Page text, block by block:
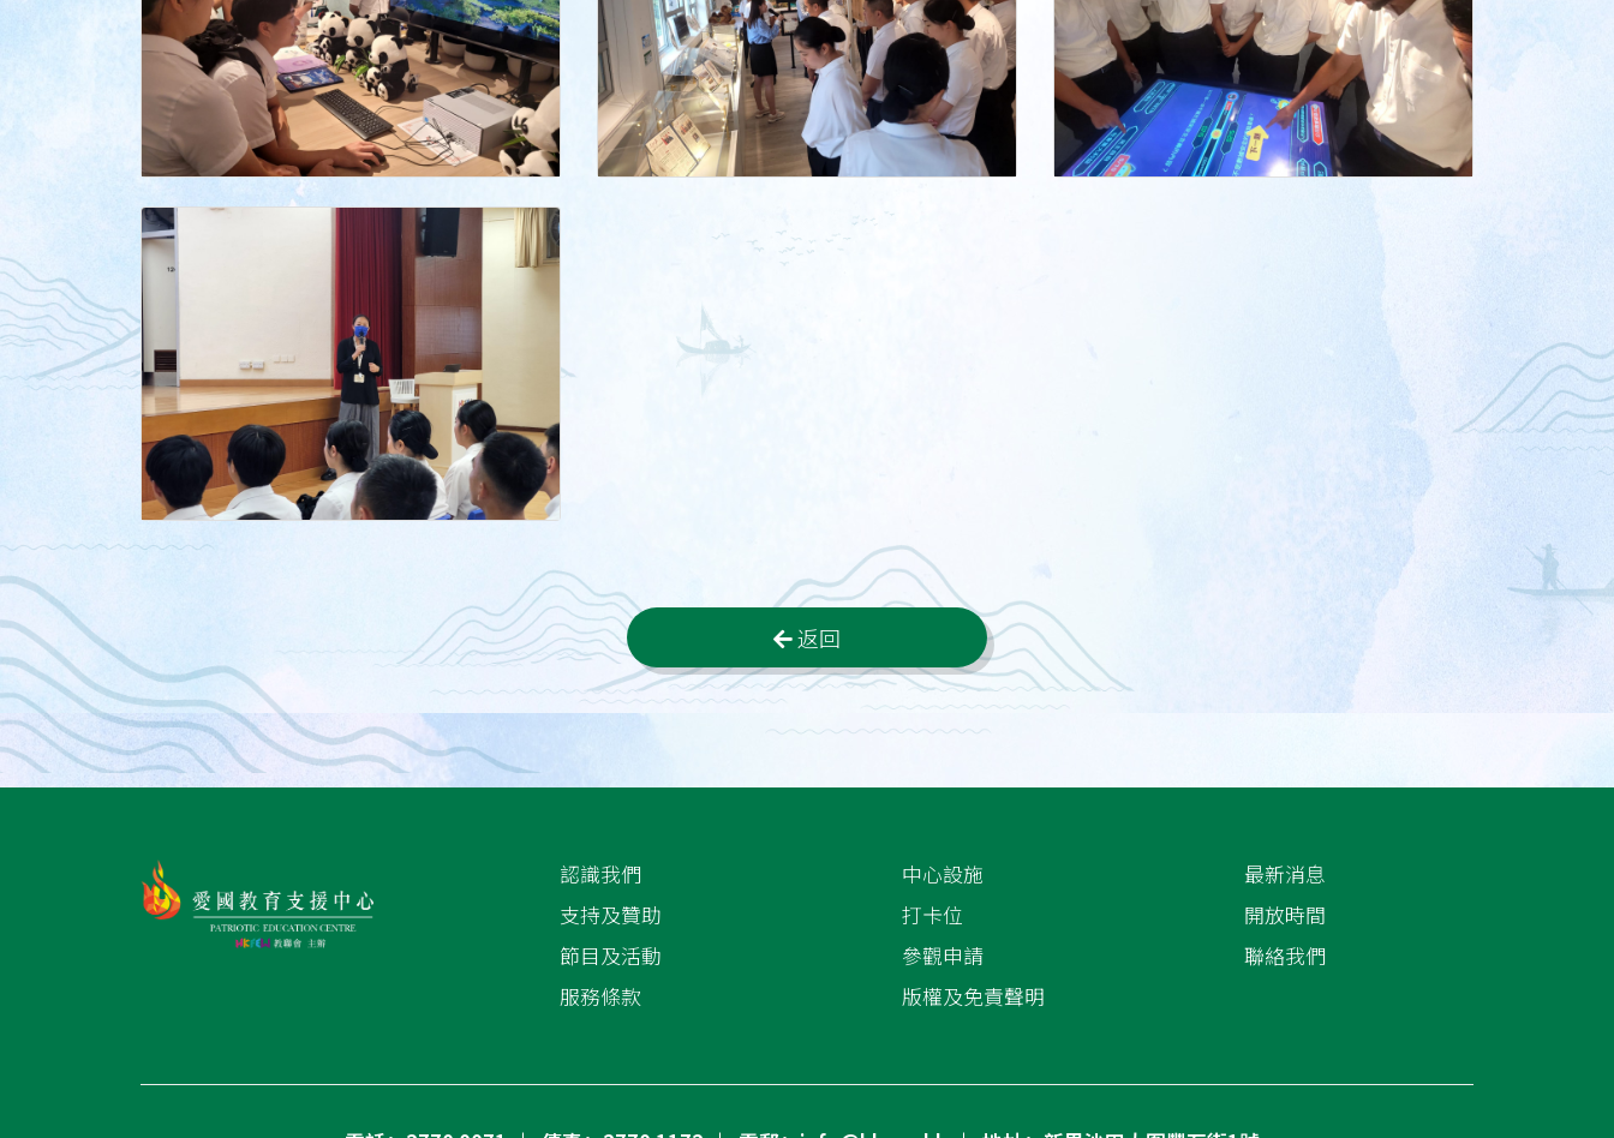
返回
認識我們
支持及贊助
節目及活動
服務條款
中心設施
打卡位
參觀申請
版權及免責聲明
最新消息
開放時間
聯絡我們